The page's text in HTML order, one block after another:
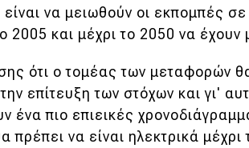
να μειωθούν οι εκπομπές
και μέχρι το 2050 να έχουν
ότι ο τομέας των μεταφορών
επίτευξη των στόχων και γι'
ένα πιο επιεικές
να είναι ηλεκτρικά μέχρι